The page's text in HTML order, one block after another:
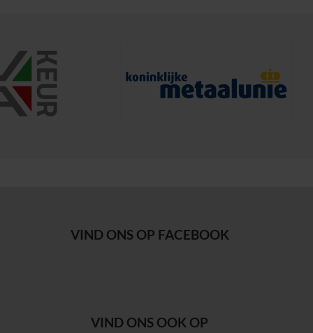
VIND ONS OP FACEBOOK
VIND ONS OOK OP